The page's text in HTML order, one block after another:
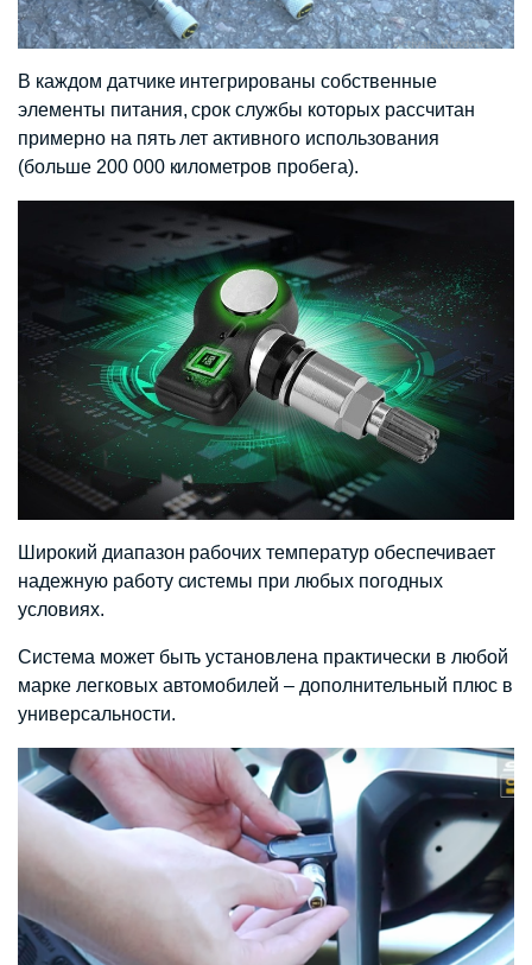
В каждом датчике интегрированы собственные
элементы питания, срок службы которых рассчитан
примерно на пять лет активного использования
(больше 200 000 километров пробега).
Широкий диапазон рабочих температур обеспечивает
надежную работу системы при любых погодных
условиях.
Система может быть установлена практически в любой
марке легковых автомобилей – дополнительный плюс в
универсальности.